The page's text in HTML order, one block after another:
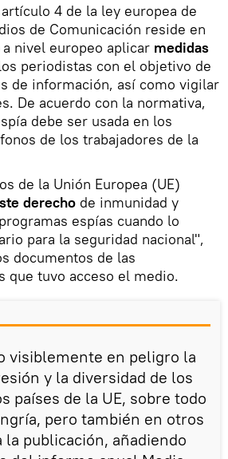
4 de la ley europea de
de Comunicación reside en
nivel europeo aplicar medidas
periodistas con el objetivo de
de información, así como vigilar
De acuerdo con la normativa,
debe ser usada en los
de los trabajadores de la
de la Unión Europea (UE)
derecho de inmunidad y
espías cuando lo
para la seguridad nacional",
documentos de las
que tuvo acceso el medio.
visiblemente en peligro la
y la diversidad de los
países de la UE, sobre todo
pero también en otros
publicación, añadiendo